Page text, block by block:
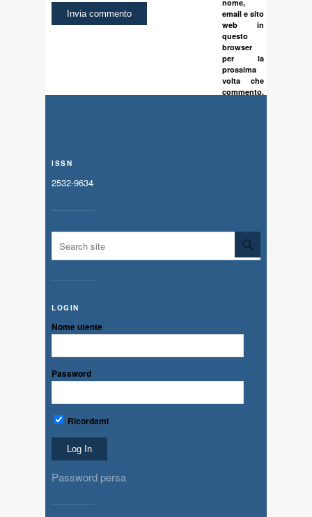
nome,
email e sito
web in
questo
browser
per la
prossima
volta che
commento.
ISSN
2532-9634
LOGIN
Nome utente
Password
Ricordami
Password persa